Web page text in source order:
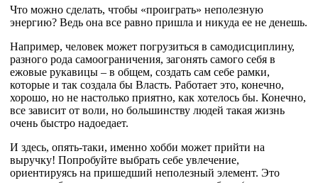
Что можно сделать, чтобы «проиграть» неполезную
энергию? Ведь она все равно пришла и никуда ее не денешь.
Например, человек может погрузиться в самодисциплину,
разного рода самоограничения, загонять самого себя в
ежовые рукавицы – в общем, создать сам себе рамки,
которые и так создала бы Власть. Работает это, конечно,
хорошо, но не настолько приятно, как хотелось бы. Конечно,
все зависит от воли, но большинству людей такая жизнь
очень быстро надоедает.
И здесь, опять-таки, именно хобби может прийти на
выручку! Попробуйте выбрать себе увлечение,
ориентируясь на пришедший неполезный элемент. Это